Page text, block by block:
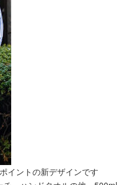
イントの新デザインです